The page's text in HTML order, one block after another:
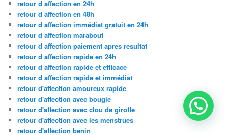
retour d affection en 24h
retour d affection en 48h
retour d affection immédiat gratuit en 24h
retour d affection marabout
retour d affection paiement apres resultat
retour d affection rapide en 24h
retour d affection rapide et efficace
retour d affection rapide et immédiat
retour d'affection amoureux rapide
retour d'affection avec bougie
retour d'affection avec clou de girofle
retour d'affection avec les menstrues
retour d'affection benin